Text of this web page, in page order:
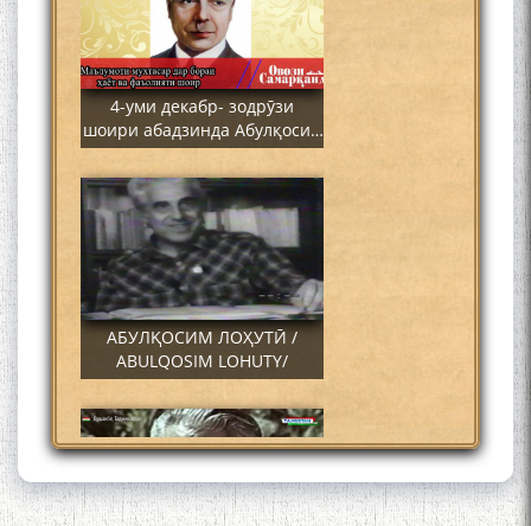
4-уми декабр- зодрӯзи
шоири абадзинда Абулқосим
Лоҳутӣ
АБУЛҚОСИМ ЛОҲУТӢ /
ABULQOSIM LOHUTY/